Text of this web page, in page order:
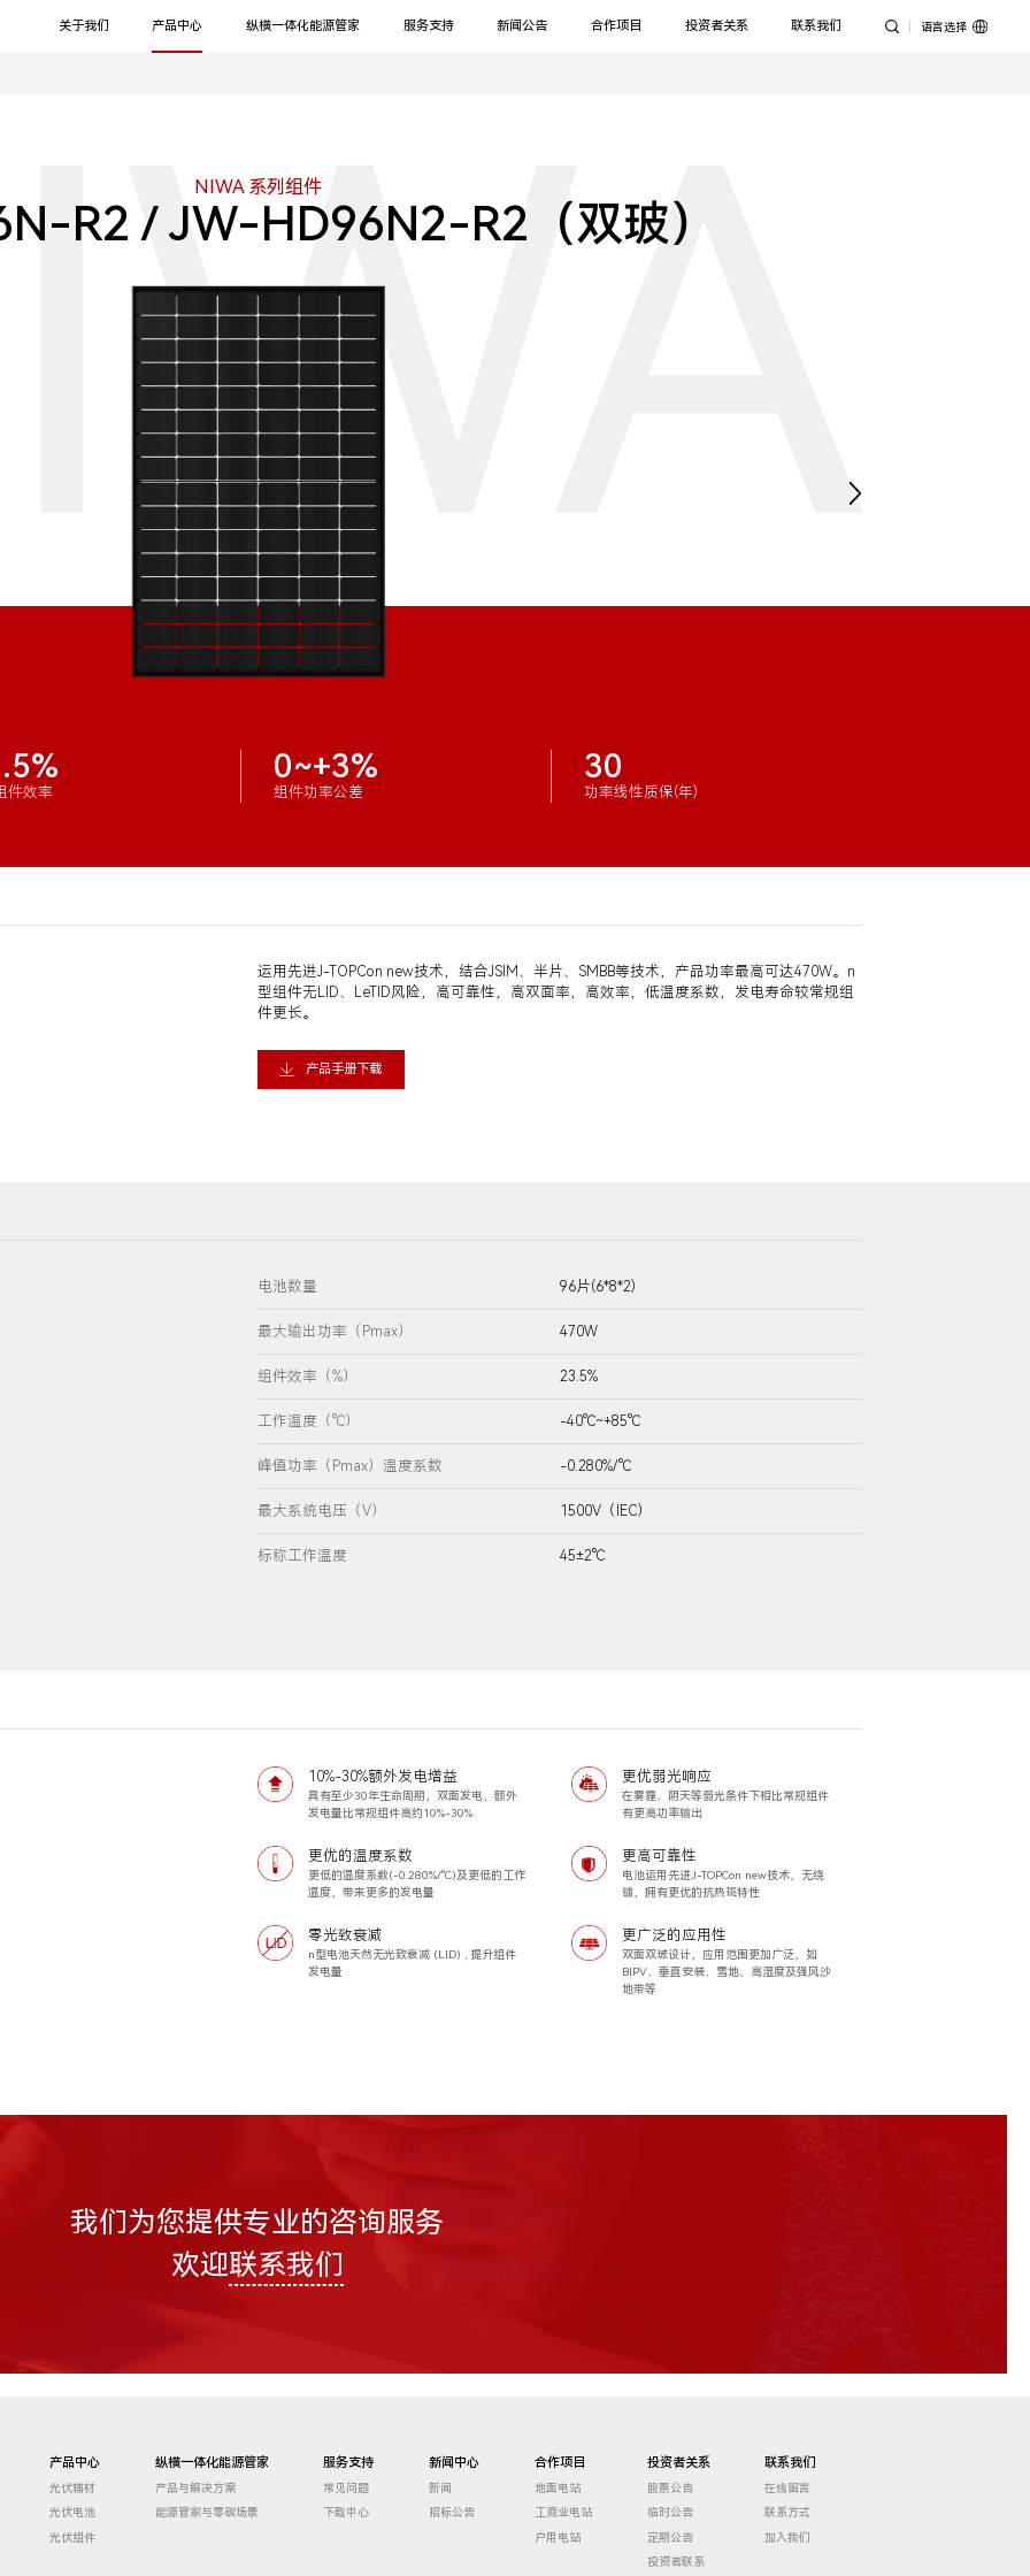
关于我们 产品中心 纵横一体化能源管家 服务支持 新闻公告 合作项目 投资者关系 联系我们 语言选择
NIWA 系列组件
R2 / JW-HD96N2-R2（双玻）
件效率
0~+3%
组件功率公差
30
功率线性质保(年)
运用先进J-TOPCon new技术，结合JSIM、半片、SMBB等技术，产品功率最高可达470W。n
型组件无LID、LeTID风险，高可靠性，高双面率，高效率，低温度系数，发电寿命较常规组
件更长。
产品手册下载
电池数量 96片(6*8*2)
最大输出功率（Pmax） 470W
组件效率（%） 23.5%
工作温度（℃） -40℃~+85℃
峰值功率（Pmax）温度系数 -0.280%/℃
最大系统电压（V） 1500V（IEC）
标称工作温度 45±2℃
10%-30%额外发电增益
具有至少30年生命周期，双面发电，额外
发电量比常规组件高约10%-30%
更优弱光响应
在雾霾、阴天等弱光条件下相比常规组件
有更高功率输出
更优的温度系数
更低的温度系数(-0.280%/°C)及更低的工作
温度，带来更多的发电量
更高可靠性
电池运用先进J-TOPCon new技术，无绕
镀，拥有更优的抗热斑特性
零光致衰减
n型电池天然无光致衰减 (LID) , 提升组件
发电量
更广泛的应用性
双面双玻设计，应用范围更加广泛，如
BIPV、垂直安装、雪地、高湿度及强风沙
地带等
我们为您提供专业的咨询服务
欢迎联系我们
产品中心
光伏辅材
光伏电池
光伏组件
纵横一体化能源管家
产品与解决方案
能源管家与零碳场景
服务支持
常见问题
下载中心
新闻中心
新闻
招标公告
合作项目
地面电站
工商业电站
户用电站
投资者关系
股票公告
临时公告
定期公告
投资者联系
联系我们
在线留言
联系方式
加入我们